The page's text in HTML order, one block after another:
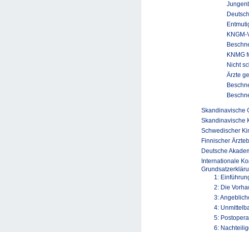
KNMG
Nicht
Ärzte
Skandinavische
Skandinavische
Schwedischer
Finnischer
Deutsche
Internationale
1:
2: Die
3:
4:
5:
6: